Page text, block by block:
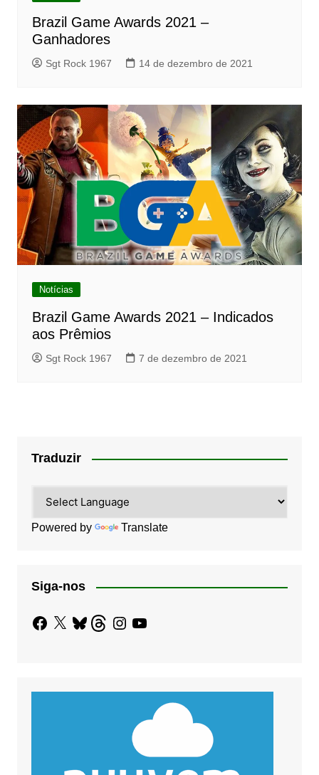
Brazil Game Awards 2021 –
Ganhadores
Sgt Rock 1967 14 de dezembro de 2021
Notícias
Brazil Game Awards 2021 – Indicados
aos Prêmios
Sgt Rock 1967 7 de dezembro de 2021
Traduzir
Powered by Translate
Siga-nos
Facebook
X BlueskyThreadsInstagram
YouTube